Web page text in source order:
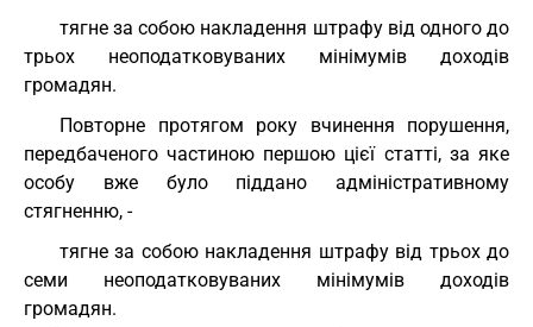
тягне за собою накладення штрафу від одного до
трьох неоподатковуваних мінімумів доходів
громадян.
Повторне протягом року вчинення порушення,
передбаченого частиною першою цієї статті, за яке
особу вже було піддано адміністративному
стягненню, -
тягне за собою накладення штрафу від трьох до
семи неоподатковуваних мінімумів доходів
громадян.